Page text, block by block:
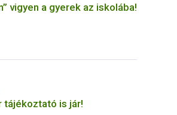
vigyen a gyerek az iskolába!
tájékoztató is jár!